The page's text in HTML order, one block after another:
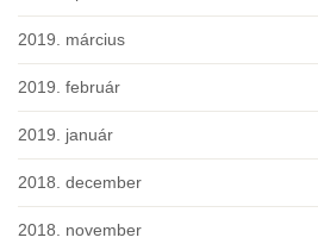
2019. március
2019. február
2019. január
2018. december
2018. november